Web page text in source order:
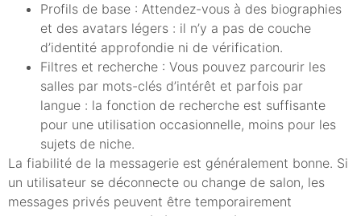
Profils de base : Attendez-vous à des biographies
et des avatars légers : il n’y a pas de couche
d’identité approfondie ni de vérification.
Filtres et recherche : Vous pouvez parcourir les
salles par mots-clés d’intérêt et parfois par
langue : la fonction de recherche est suffisante
pour une utilisation occasionnelle, moins pour les
sujets de niche.
La fiabilité de la messagerie est généralement bonne. Si
un utilisateur se déconnecte ou change de salon, les
messages privés peuvent être temporairement